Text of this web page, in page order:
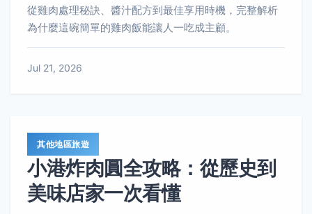
從雞肉處理秘訣、醬汁配方到最佳享用時機，完整解析
為什麼這碗簡單的雞肉飯能讓人一吃成主顧。
Jul 21, 2026
其他地區旅遊
小港炸肉圓全攻略：從歷史到
美味店家一次看懂